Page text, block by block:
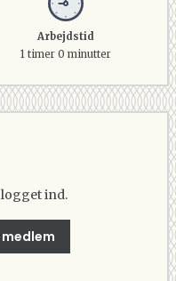
Arbejdstid
1 timer 0 minutter
ind.